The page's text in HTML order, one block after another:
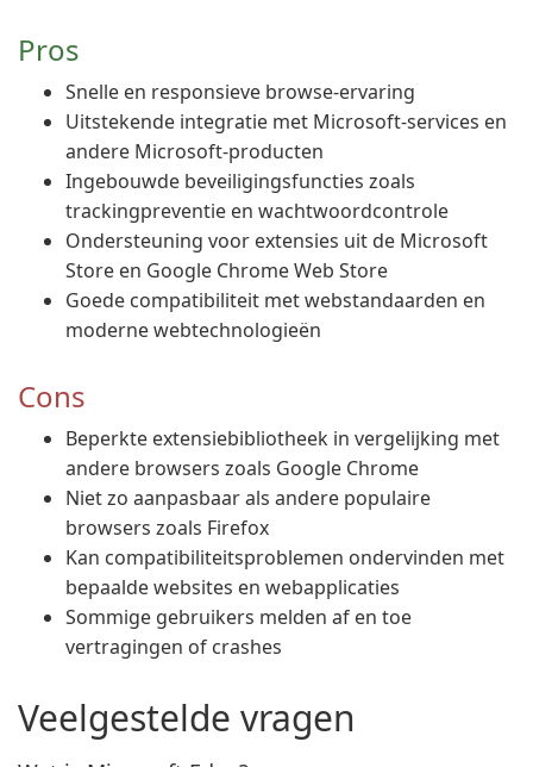
Pros
Snelle en responsieve browse-ervaring
Uitstekende integratie met Microsoft-services en
andere Microsoft-producten
Ingebouwde beveiligingsfuncties zoals
trackingpreventie en wachtwoordcontrole
Ondersteuning voor extensies uit de Microsoft
Store en Google Chrome Web Store
Goede compatibiliteit met webstandaarden en
moderne webtechnologieën
Cons
Beperkte extensiebibliotheek in vergelijking met
andere browsers zoals Google Chrome
Niet zo aanpasbaar als andere populaire
browsers zoals Firefox
Kan compatibiliteitsproblemen ondervinden met
bepaalde websites en webapplicaties
Sommige gebruikers melden af en toe
vertragingen of crashes
Veelgestelde vragen